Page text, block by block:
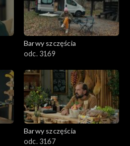
Barwy szczęścia
odc. 3169
Barwy szczęścia
odc. 3167